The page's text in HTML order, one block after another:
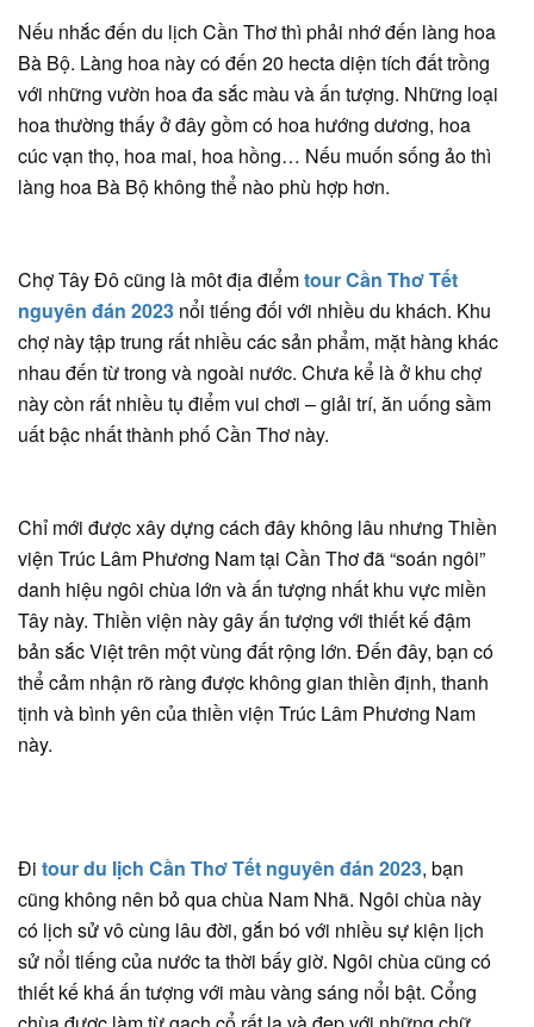
Nếu nhắc đến du lịch Cần Thơ thì phải nhớ đến làng hoa
Bà Bộ. Làng hoa này có đến 20 hecta diện tích đất trồng
với những vườn hoa đa sắc màu và ấn tượng. Những loại
hoa thường thấy ở đây gồm có hoa hướng dương, hoa
cúc vạn thọ, hoa mai, hoa hồng… Nếu muốn sống ảo thì
làng hoa Bà Bộ không thể nào phù hợp hơn.
Chợ Tây Đô cũng là môt địa điểmtour Cần Thơ Tết
nguyên đán 2023 nổi tiếng đối với nhiều du khách. Khu
chợ này tập trung rất nhiều các sản phẩm, mặt hàng khác
nhau đến từ trong và ngoài nước. Chưa kể là ở khu chợ
này còn rất nhiều tụ điểm vui chơi – giải trí, ăn uống sầm
uất bậc nhất thành phố Cần Thơ này.
Chỉ mới được xây dựng cách đây không lâu nhưng Thiền
viện Trúc Lâm Phương Nam tại Cần Thơ đã “soán ngôi”
danh hiệu ngôi chùa lớn và ấn tượng nhất khu vực miền
Tây này. Thiền viện này gây ấn tượng với thiết kế đậm
bản sắc Việt trên một vùng đất rộng lớn. Đến đây, bạn có
thể cảm nhận rõ ràng được không gian thiền định, thanh
tịnh và bình yên của thiền viện Trúc Lâm Phương Nam
này.
Đi tour du lịch Cần Thơ Tết nguyên đán 2023, bạn
cũng không nên bỏ qua chùa Nam Nhã. Ngôi chùa này
có lịch sử vô cùng lâu đời, gắn bó với nhiều sự kiện lịch
sử nổi tiếng của nước ta thời bấy giờ. Ngôi chùa cũng có
thiết kế khá ấn tượng với màu vàng sáng nổi bật. Cổng